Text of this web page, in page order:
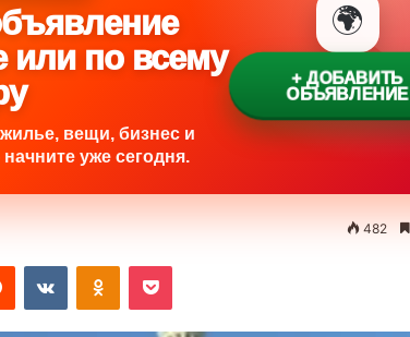
или по всему
вещи, бизнес и
уже сегодня.
🌍
+ ДОБАВИТЬ
ОБЪЯВЛЕНИЕ
482